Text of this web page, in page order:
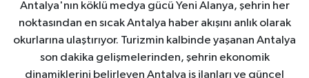
Antalya'nın köklü medya gücü Yeni Alanya, şehrin her
noktasından en sıcak Antalya haber akışını anlık olarak
okurlarına ulaştırıyor. Turizmin kalbinde yaşanan Antalya
son dakika gelişmelerinden, şehrin ekonomik
dinamiklerini belirleyen Antalya iş ilanları ve güncel